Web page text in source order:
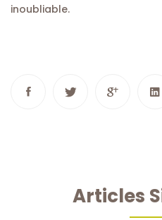
inoubliable.
Articles